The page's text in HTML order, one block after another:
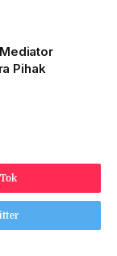
Pihak